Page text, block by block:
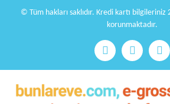
© Tüm hakları saklıdır. Kredi kartı bilgileriniz
korunmaktadır.